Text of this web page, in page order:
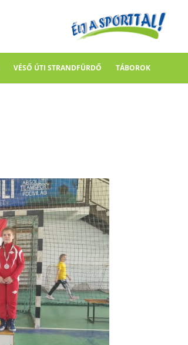
VÉSŐ ÚTI STRANDFÜRDŐ TÁBOROK